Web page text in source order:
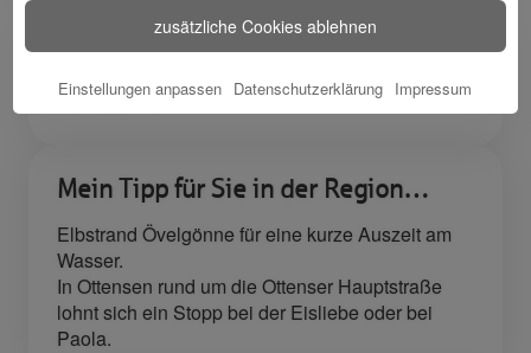
Meine Qualifikation
Bankkaufmann
Mein Tipp für Sie in der Region…
Elbstrand Övelgönne für eine kurze Auszeit am
Wasser.
In Ottensen rund um die Ottenser Hauptstraße
lohnt sich ein Stopp bei der Eisliebe oder bei
Paola.
zusätzliche Cookies ablehnen
Einstellungen anpassen Datenschutzerklärung Impressum